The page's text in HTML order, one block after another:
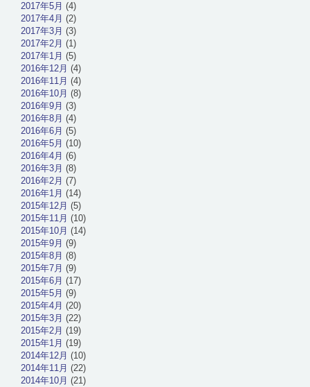
2017年5月 (4)
2017年4月 (2)
2017年3月 (3)
2017年2月 (1)
2017年1月 (5)
2016年12月 (4)
2016年11月 (4)
2016年10月 (8)
2016年9月 (3)
2016年8月 (4)
2016年6月 (5)
2016年5月 (10)
2016年4月 (6)
2016年3月 (8)
2016年2月 (7)
2016年1月 (14)
2015年12月 (5)
2015年11月 (10)
2015年10月 (14)
2015年9月 (9)
2015年8月 (8)
2015年7月 (9)
2015年6月 (17)
2015年5月 (9)
2015年4月 (20)
2015年3月 (22)
2015年2月 (19)
2015年1月 (19)
2014年12月 (10)
2014年11月 (22)
2014年10月 (21)